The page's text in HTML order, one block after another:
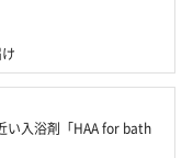
い入浴剤「HAA for bath